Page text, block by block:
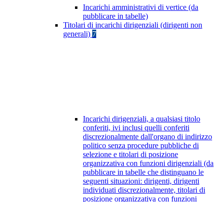
Incarichi amministrativi di vertice (da
pubblicare in tabelle)
Titolari di incarichi dirigenziali (dirigenti non
generali) 7
Incarichi dirigenziali, a qualsiasi titolo
conferiti, ivi inclusi quelli conferiti
discrezionalmente dall'organo di indirizzo
politico senza procedure pubbliche di
selezione e titolari di posizione
organizzativa con funzioni dirigenziali (da
pubblicare in tabelle che distinguano le
seguenti situazioni: dirigenti, dirigenti
individuati discrezionalmente, titolari di
posizione organizzativa con funzioni